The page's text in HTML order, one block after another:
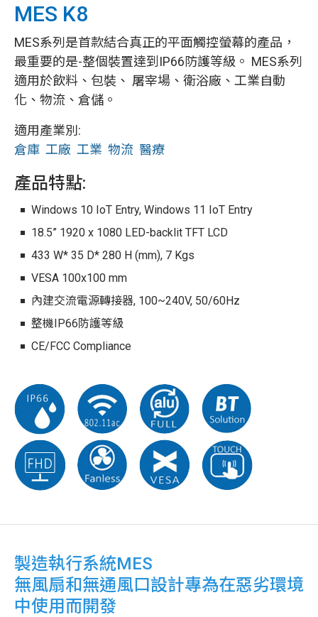
MES K8
MES系列是首款結合真正的平面觸控螢幕的產品，
最重要的是-整個裝置達到IP66防護等級。 MES系列
適用於飲料、包裝、 屠宰場、衛浴廠、工業自動
化、物流、倉儲。
適用產業別:
倉庫 工廠 工業 物流 醫療
產品特點:
Windows 10 IoT Entry, Windows 11 IoT Entry
18.5” 1920 x 1080 LED-backlit TFT LCD
433 W* 35 D* 280 H (mm), 7 Kgs
VESA 100x100 mm
內建交流電源轉接器, 100~240V, 50/60Hz
整機IP66防護等級
CE/FCC Compliance
製造執行系統MES
無風扇和無通風口設計專為在惡劣環境
中使用而開發